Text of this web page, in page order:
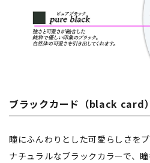
ブラックカード（black card
瞳にふんわりとした可愛らしさをプ
ナチュラルなブラックカラーで、